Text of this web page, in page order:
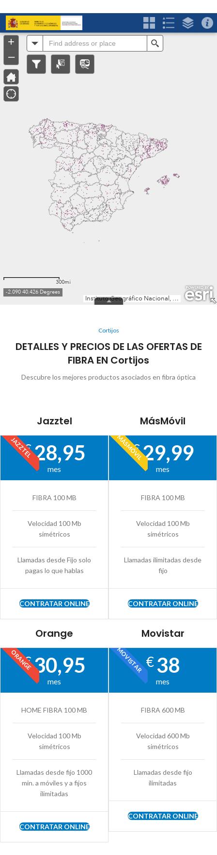
Cortijos
DETALLES Y PRECIOS DE LAS OFERTAS DE
FIBRA EN Cortijos
Descubre los mejores productos asociados en fibra óptica
Jazztel
JAZZTEL
€28,95
mes
FIBRA 100 MB
Velocidad 100 Mb
simétricos
Llamadas desde Fijo solo
pagas lo que hablas
CONTRATAR ONLINE
MásMóvil
MÁSMÓVIL
€29,99
mes
FIBRA 100 MB
Velocidad 100 Mb
simétricos
Llamadas ilimitadas desde
fijo
CONTRATAR ONLINE
Orange
ORANGE
€30,95
mes
HOME FIBRA 100 MB
Velocidad 100 Mb
simétricos
Llamadas desde fijo 1000
min. a móviles y a fijos
ilimitadas
CONTRATAR ONLINE
Movistar
MOVISTAR€38
mes
FIBRA 600 MB
Velocidad 600 Mb
simétricos
Llamadas desde fijo
ilimitadas
CONTRATAR ONLINE